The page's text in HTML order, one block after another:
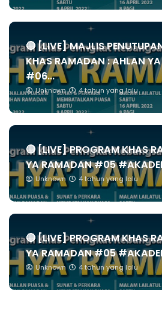
🔴 [LIVE] MAJLIS
KHAS RAMADAN : AHLAN
#06...
Unknown 4 tahun yang lalu
🔴 [LIVE] PROGRAM KHAS
YA RAMADAN #05
Unknown 4 tahun yang lalu
🔴 [LIVE] PROGRAM KHAS
YA RAMADAN #05
Unknown 4 tahun yang lalu